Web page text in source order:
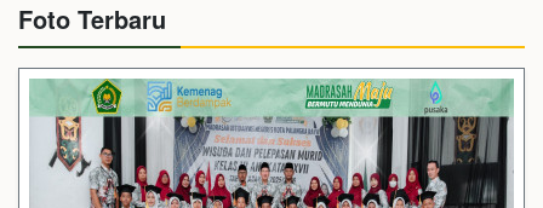
Foto Terbaru